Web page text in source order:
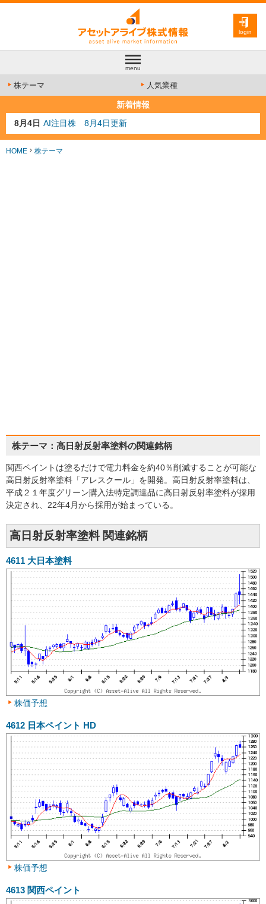
login
menu
株テーマ 人気業種
新着情報
8月4日 AI注目株 8月4日更新
8月3日 人気業種注目株 8月3日更新
8月2日 金融注目株 8月2日更新
7月29日 日経225シグナル点灯
HOME 株テーマ
株テーマ：高日射反射率塗料の関連銘柄
関西ペイントは塗るだけで電力料金を約40％削減することが可能な
高日射反射率塗料「アレスクール」を開発。高日射反射率塗料は、
平成２１年度グリーン購入法特定調達品に高日射反射率塗料が採用
決定され、22年4月から採用が始まっている。
高日射反射率塗料 関連銘柄
4611 大日本塗料
株価予想
4612 日本ペイント HD
株価予想
4613 関西ペイント